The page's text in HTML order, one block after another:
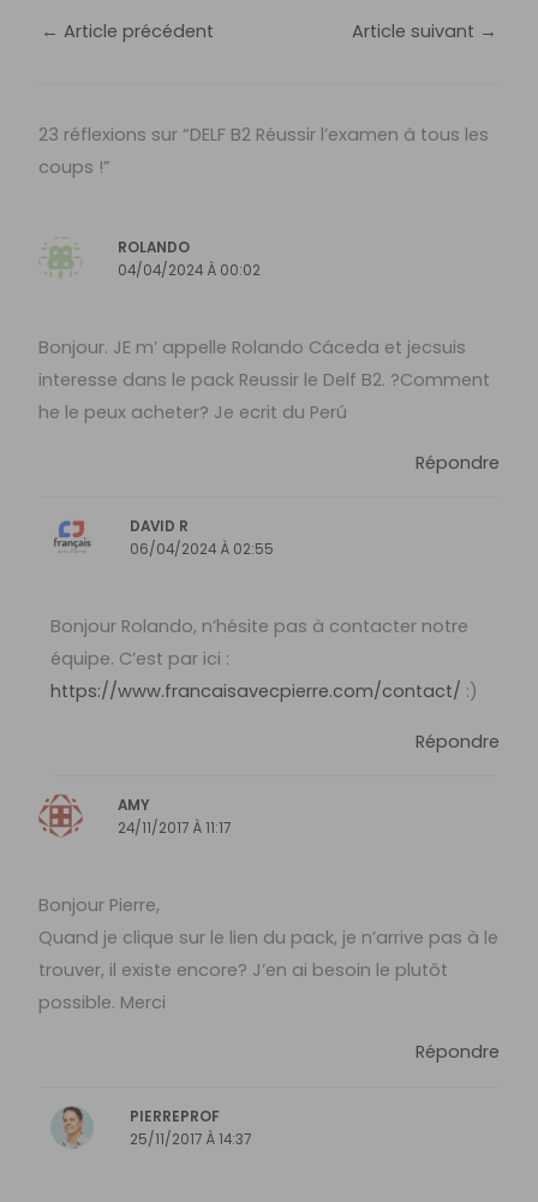
← Article précédent Article suivant →
23 réflexions sur “DELF B2 Réussir l’examen à tous les
coups !”
ROLANDO
04/04/2024 À 00:02
Bonjour. JE m’ appelle Rolando Cáceda et jecsuis
interesse dans le pack Reussir le Delf B2. ?Comment
he le peux acheter? Je ecrit du Perú
Répondre
DAVID R
06/04/2024 À 02:55
Bonjour Rolando, n’hésite pas à contacter notre
équipe. C’est par ici :
https://www.francaisavecpierre.com/contact/ :)
Répondre
AMY
24/11/2017 À 11:17
Bonjour Pierre,
Quand je clique sur le lien du pack, je n’arrive pas à le
trouver, il existe encore? J’en ai besoin le plutôt
possible. Merci
Répondre
PIERREPROF
25/11/2017 À 14:37